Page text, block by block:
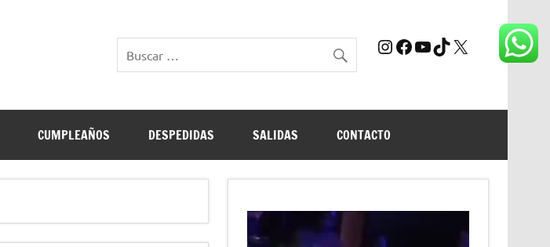
InstagramFacebook YouTube TikTok X
CUMPLEAÑOS DESPEDIDAS SALIDAS CONTACTO